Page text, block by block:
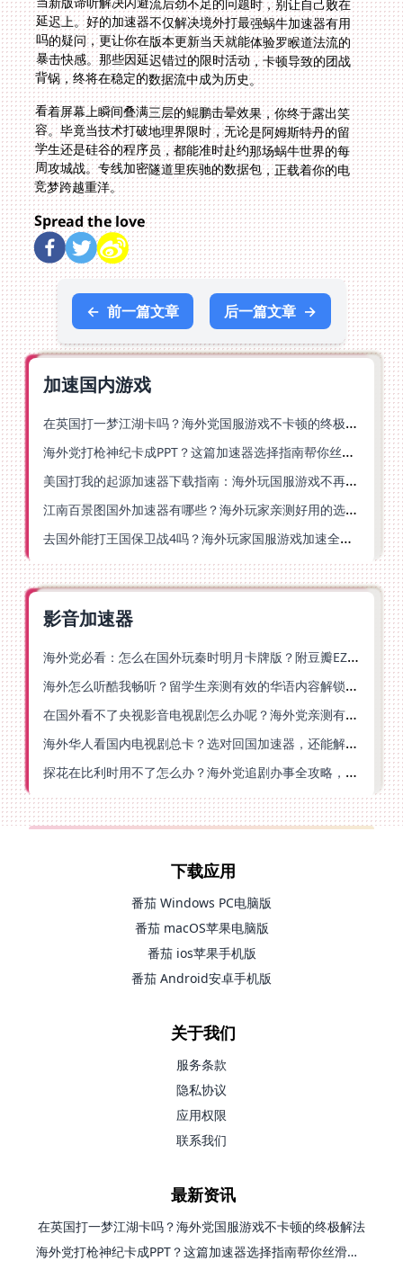
背锅，终将在稳定的数据流中成为历史。
看着屏幕上瞬间叠满三层的鲲鹏击晕效果，你终于露出笑
容。毕竟当技术打破地理界限时，无论是阿姆斯特丹的留
学生还是硅谷的程序员，都能准时赴约那场蜗牛世界的每
周攻城战。专线加密隧道里疾驰的数据包，正载着你的电
竞梦跨越重洋。
Spread the love
← 前一篇文章 后一篇文章 →
加速国内游戏
在英国打一梦江湖卡吗？海外党国服游戏不卡顿的终极解法
海外党打枪神纪卡成PPT？这篇加速器选择指南帮你丝滑上分
美国打我的起源加速器下载指南：海外玩国服游戏不再卡的终极方案
江南百景图国外加速器有哪些？海外玩家亲测好用的选择与避坑指南
去国外能打王国保卫战4吗？海外玩家国服游戏加速全攻略（附公主连结幻想江湖实测）
影音加速器
海外党必看：怎么在国外玩秦时明月卡牌版？附豆瓣EZCast地区限制破解法
海外怎么听酷我畅听？留学生亲测有效的华语内容解锁指南
在国外看不了央视影音电视剧怎么办呢？海外党亲测有效的回国加速方案
海外华人看国内电视剧总卡？选对回国加速器，还能解决菲律宾打不开反诈中心的问题
探花在比利时用不了怎么办？海外党追剧办事全攻略，选对加速器就够了
下载应用
番茄 Windows PC电脑版
番茄 macOS苹果电脑版
番茄 ios苹果手机版
番茄 Android安卓手机版
关于我们
服务条款
隐私协议
应用权限
联系我们
最新资讯
在英国打一梦江湖卡吗？海外党国服游戏不卡顿的终极解法
海外党打枪神纪卡成PPT？这篇加速器选择指南帮你丝滑上分